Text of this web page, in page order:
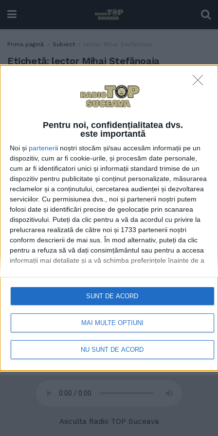
Pentru noi, confidențialitatea dvs.
este importantă
Noi și partenerii noștri stocăm și/sau accesăm informații pe un
dispozitiv, cum ar fi cookie-urile, și procesăm date personale,
cum ar fi identificatori unici și informații standard trimise de un
dispozitiv pentru publicitate și conținut personalizate, măsurarea
reclamelor și a conținutului, cercetarea audienței și dezvoltarea
serviciilor. Cu permisiunea dvs., noi și partenerii noștri putem
folosi date și identificări precise de geolocație prin scanarea
dispozitivului. Puteți da clic pentru a vă da acordul cu privire la
prelucrarea realizată de către noi și 1733 partenerii noștri
conform descrierii de mai sus. În mod alternativ, puteți da clic
pentru a refuza să vă dați consimțământul sau pentru a accesa
informații mai detaliate și a vă schimba preferințele înainte de a
retrageți consimțământul în orice moment, revenind la acest site
și făcând clic pe butonul "Confidențialitate" din partea de jos a
paginii web.
MAI MULTE OPȚIUNI
NU SUNT DE ACORD
SUNT DE ACORD
Prima pagină Subiect lector Mihai Ștefănoaia
Etichetă: lector Mihai Ștefănoaia
Mihai Ștefănoaia, lector
universitar doctor la
Facultatea de Drept
vorbit studenților despre
cum ar trebui reglementată
colaborarea dintre om și
Inteligența Artificială
14 MAI, 2025
© 2020Radio TOP Suceava 104 FM
Asculta Radio TOP Suceava